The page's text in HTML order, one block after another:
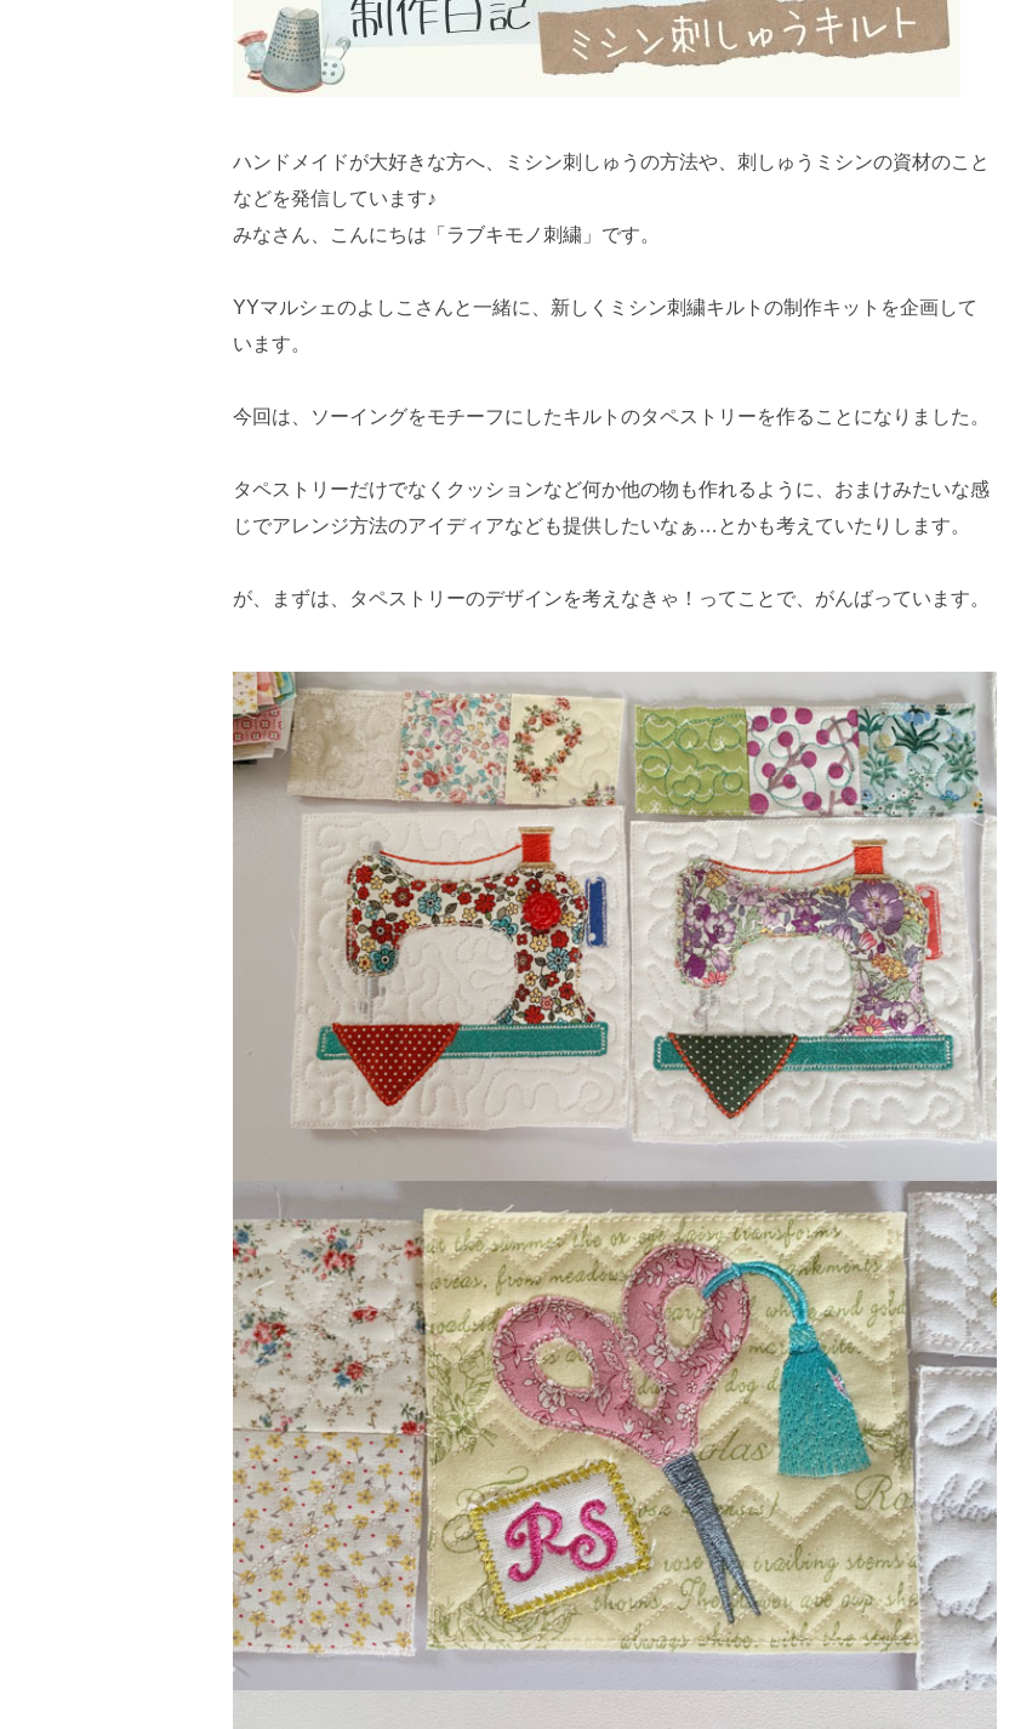
ハンドメイドが大好きな方へ、ミシン刺しゅうの方法や、刺しゅうミシンの資材のこと
などを発信しています♪
みなさん、こんにちは「ラブキモノ刺繍」です。
YYマルシェのよしこさんと一緒に、新しくミシン刺繍キルトの制作キットを企画して
います。
今回は、ソーイングをモチーフにしたキルトのタペストリーを作ることになりました。
タペストリーだけでなくクッションなど何か他の物も作れるように、おまけみたいな感
じでアレンジ方法のアイディアなども提供したいなぁ…とかも考えていたりします。
が、まずは、タペストリーのデザインを考えなきゃ！ってことで、がんばっています。